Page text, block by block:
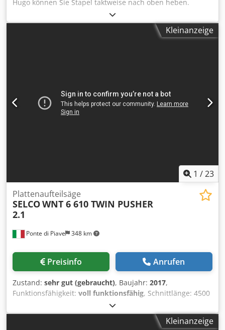
Hugo können Sie Stapel taktweise nach oben heben.
Elektrisch angetriebener Hubwagen bzw.
Stapel/positionierwagen der zum ergonomischen
Materialhandling an Plattenaufteilsägen oder anderen
Kleinanzeige
1 /23
Ponte di Piave 348 km
Plattenaufteilsäge
SELCOWNT 6 610 TWIN PUSHER
2.1
Preisinfo Anrufen
Zustand: sehr gut (gebraucht), Baujahr: 2017,
Funktionsfähigkeit: voll funktionsfähig, Schnittlänge: 4500
mm Schnitttiefe: 2200 mm Sägeblattüberstand: 95 mm
Hauptsägeaggregat Vorritzsägeaggregat Anzahl der
Spannzangen: 9 1 Vordertisch mit LuftkissensystemKleinanzeige